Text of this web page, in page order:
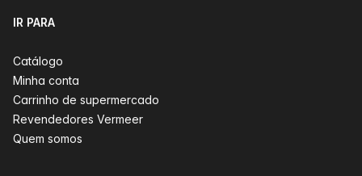
IR PARA
Catálogo
Minha conta
Carrinho de supermercado
Revendedores Vermeer
Quem somos